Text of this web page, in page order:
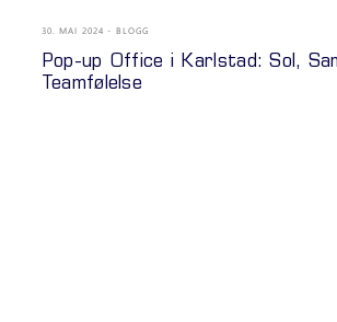
30. MAI 2024 BLOGG
Pop-up Office i Karlstad: Sol,
Teamfølelse